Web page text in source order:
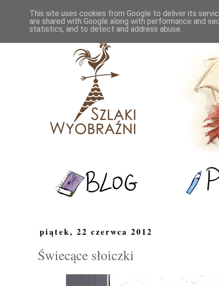
piątek, 22 czerwca 2012
Świecące słoiczki
This site uses cookies from Google to deliver its
are shared with Google along with performance and
statistics, and to detect and address abuse.